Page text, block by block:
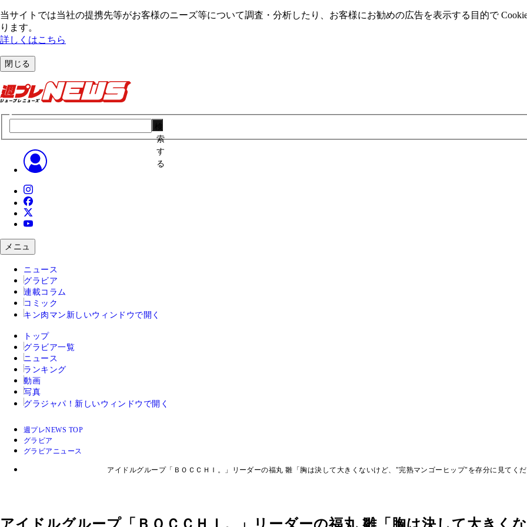
当サイトでは当社の提携先等がお客様のニーズ等について調査・分析したり、お客様にお勧めの広告を表⽰する⽬的で
ります。
詳しくはこちら
閉じる
索
す
る
メニュ
ニュース
グラビア
連載コラム
コミック
キン肉マン 新しいウィンドウで開く
トップ
グラビア一覧
ニュース
ランキング
動画
写真
グラジャパ！ 新しいウィンドウで開く
週プレNEWS TOP
グラビア
グラビアニュース
アイドルグループ「ＢＯＣＣＨＩ。」リーダーの福丸 雛「胸は決して大きくないけど、"完熟マンゴーヒップ"を存分に見てくだ
アイドルグループ「ＢＯＣＣＨＩ。」リーダーの福丸 雛「胸は決して大きく